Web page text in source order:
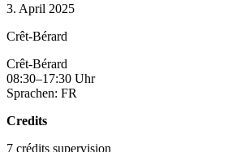
3. April 2025
Crêt-Bérard
Crêt-Bérard
08:30–17:30 Uhr
Sprachen: FR
Credits
7 crédits supervision